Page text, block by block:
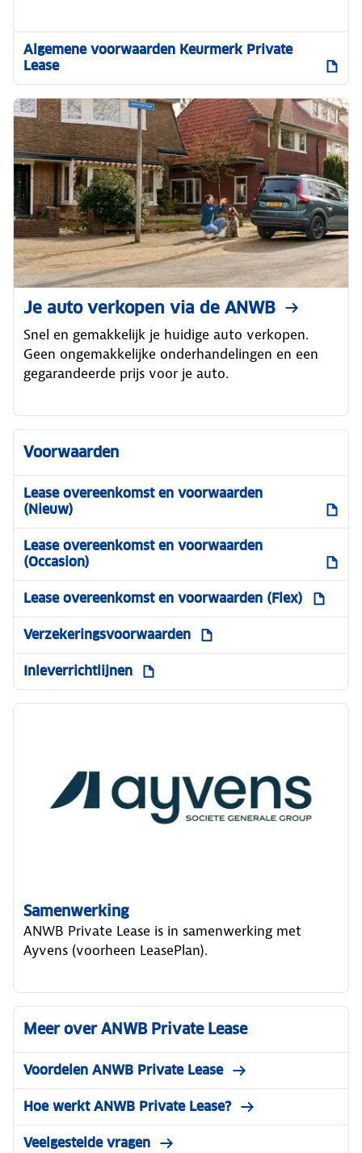
Algemene voorwaarden Keurmerk Private
Lease
Je auto verkopen via de ANWB
Snel en gemakkelijk je huidige auto verkopen.
Geen ongemakkelijke onderhandelingen en een
gegarandeerde prijs voor je auto.
Voorwaarden
Lease overeenkomst en voorwaarden
(Nieuw)
Lease overeenkomst en voorwaarden
(Occasion)
Lease overeenkomst en voorwaarden (Flex)
Verzekeringsvoorwaarden
Inleverrichtlijnen
Samenwerking
ANWB Private Lease is in samenwerking met
Ayvens (voorheen LeasePlan).
Meer over ANWB Private Lease
Voordelen ANWB Private Lease
Hoe werkt ANWB Private Lease?
Veelgestelde vragen